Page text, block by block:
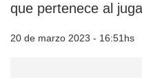
que pertenece al
20 de marzo 2023 - 16:51hs